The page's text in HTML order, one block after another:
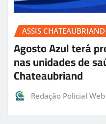
ASSIS CHATEAUBRIAND
Agosto Azul terá
nas unidades de
Chateaubriand
Redação Policial Web